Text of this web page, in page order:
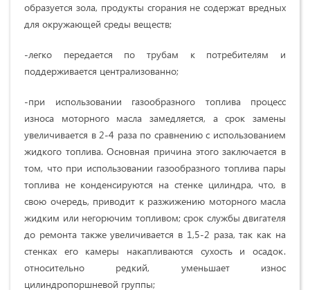
образуется зола, продукты сгорания не содержат вредных
для окружающей среды веществ;
-легко передается по трубам к потребителям и
поддерживается централизованно;
-при использовании газообразного топлива процесс
износа моторного масла замедляется, а срок замены
увеличивается в 2-4 раза по сравнению с использованием
жидкого топлива. Основная причина этого заключается в
том, что при использовании газообразного топлива пары
топлива не конденсируются на стенке цилиндра, что, в
свою очередь, приводит к разжижению моторного масла
жидким или негорючим топливом; срок службы двигателя
до ремонта также увеличивается в 1,5-2 раза, так как на
стенках его камеры накапливаются сухость и осадок.
относительно редкий, уменьшает износ
цилиндропоршневой группы;